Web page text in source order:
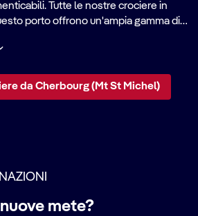
Tutte le nostre crociere in
porto offrono un'ampia gamma di
in città. Scopri il mondo con
da Cherbourg (Mt St Michel)
mete?